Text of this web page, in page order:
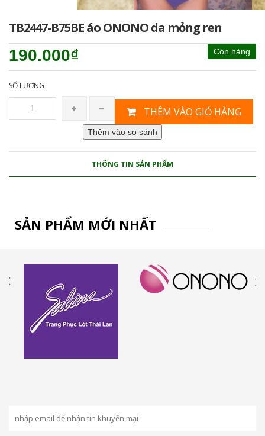
TB2447-B75BE áo ONONO da mỏng ren
Còn hàng
190.000₫
SỐ LƯỢNG
THÊM VÀO GIỎ HÀNG
THÔNG TIN SẢN PHẨM
SẢN PHẨM MỚI NHẤT